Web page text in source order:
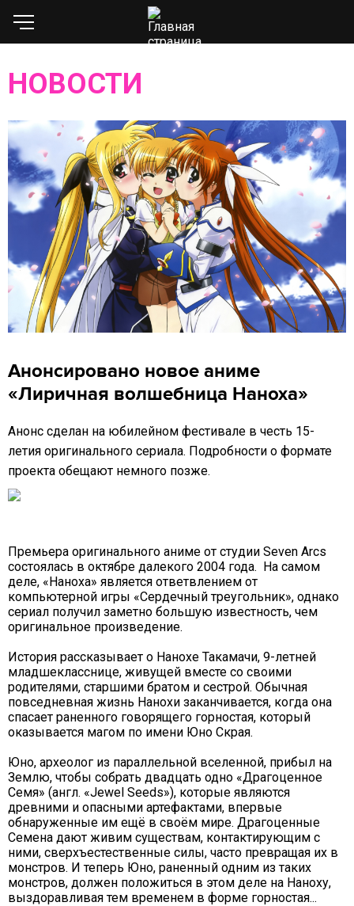
НОВОСТИ
Анонсировано новое аниме
«Лиричная волшебница Наноха»
Анонс сделан на юбилейном фестивале в честь 15-
летия оригинального сериала. Подробности о формате
проекта обещают немного позже.
Премьера оригинального аниме от студии Seven Arcs
состоялась в октябре далекого 2004 года. На самом
деле, «Наноха» является ответвлением от
компьютерной игры «Сердечный треугольник», однако
сериал получил заметно большую известность, чем
оригинальное произведение.
История рассказывает о Нанохе Такамачи, 9-летней
младшекласснице, живущей вместе со своими
родителями, старшими братом и сестрой. Обычная
повседневная жизнь Нанохи заканчивается, когда она
спасает раненного говорящего горностая, который
оказывается магом по имени Юно Скрая.
Юно, археолог из параллельной вселенной, прибыл на
Землю, чтобы собрать двадцать одно «Драгоценное
Семя» (англ. «Jewel Seeds»), которые являются
древними и опасными артефактами, впервые
обнаруженные им ещё в своём мире. Драгоценные
Семена дают живим существам, контактирующим с
ними, сверхъестественные силы, часто превращая их в
монстров. И теперь Юно, раненный одним из таких
монстров, должен положиться в этом деле на Наноху,
выздоравливая тем временем в форме горностая...